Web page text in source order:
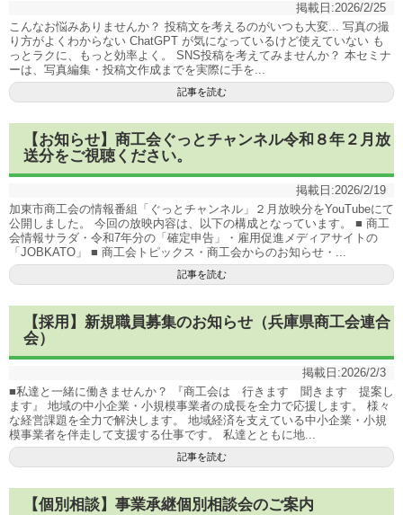
掲載日:2026/2/25
こんなお悩みありませんか？ 投稿文を考えるのがいつも大変... 写真の撮
り方がよくわからない ChatGPT が気になっているけど使えていない も
っとラクに、もっと効率よく。 SNS投稿を考えてみませんか？ 本セミナ
ーは、写真編集・投稿文作成までを実際に手を...
記事を読む
【お知らせ】商工会ぐっとチャンネル令和８年２月放
送分をご視聴ください。
掲載日:2026/2/19
加東市商工会の情報番組「ぐっとチャンネル」２月放映分をYouTubeにて
公開しました。 今回の放映内容は、以下の構成となっています。 ■ 商工
会情報サラダ・令和7年分の「確定申告」・雇用促進メディアサイトの
「JOBKATO」 ■ 商工会トピックス・商工会からのお知らせ・...
記事を読む
【採用】新規職員募集のお知らせ（兵庫県商工会連合
会）
掲載日:2026/2/3
■私達と一緒に働きませんか？ 『商工会は 行きます 聞きます 提案し
ます』 地域の中小企業・小規模事業者の成長を全力で応援します。 様々
な経営課題を全力で解決します。 地域経済を支えている中小企業・小規
模事業者を伴走して支援する仕事です。 私達とともに地...
記事を読む
【個別相談】事業承継個別相談会のご案内